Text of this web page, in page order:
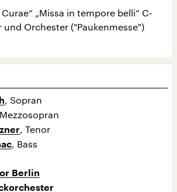
„Missa in tempore belli“ C-
und Orchester ("Paukenmesse")
, Sopran
, Tenor
, Bass
Berlin